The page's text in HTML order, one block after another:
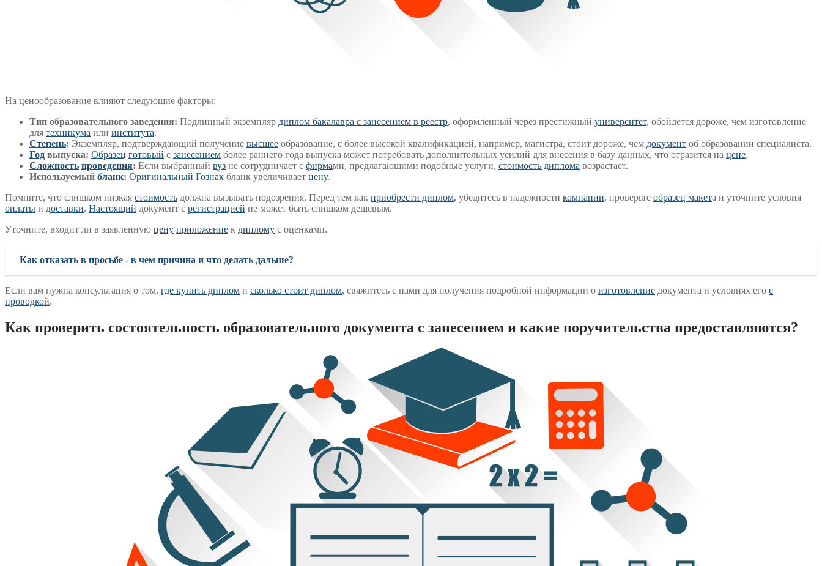
На ценообразование влияют следующие факторы:
Тип образовательного заведения: Подлинный экземпляр диплом бакалавра с занесением в реестр, оформленный через престижный университет, обойдется дороже, чем изготовление
для техникума или института.
Степень: Экземпляр, подтверждающий получение высшее образование, с более высокой квалификацией, например, магистра, стоит дороже, чем документ об образовании специалиста.
Год выпуска: Образец готовый с занесением более раннего года выпуска может потребовать дополнительных усилий для внесения в базу данных, что отразится на цене.
Сложность проведения: Если выбранный вуз не сотрудничает с фирмами, предлагающими подобные услуги, стоимость диплома возрастает.
Используемый бланк: Оригинальный Гознак бланк увеличивает цену.
Помните, что слишком низкая стоимость должна вызывать подозрения. Перед тем как приобрести диплом, убедитесь в надежности компании, проверьте образец макета и уточните условия
оплаты и доставки. Настоящий документ с регистрацией не может быть слишком дешевым.
Уточните, входит ли в заявленную цену приложение к диплому с оценками.
Как отказать в просьбе - в чем причина и что делать дальше?
Если вам нужна консультация о том, где купить диплом и сколько стоит диплом, свяжитесь с нами для получения подробной информации о изготовление документа и условиях его с
проводкой.
Как проверить состоятельность образовательного документа с занесением и какие поручительства предоставляются?